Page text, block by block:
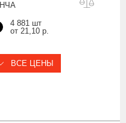
ЧА
4 881 шт
от 21,10 р.
ВСЕ ЦЕНЫ